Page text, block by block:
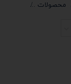
محصولات